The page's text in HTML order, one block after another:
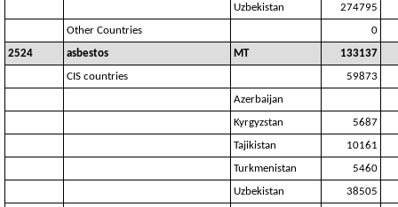
Uzbekistan
274795
Other Countries
0
2524
asbestos MT
133137
CIS countries
59873
Azerbaijan
Kyrgyzstan
5687
Tajikistan
10161
Turkmenistan
5460
Uzbekistan
38505